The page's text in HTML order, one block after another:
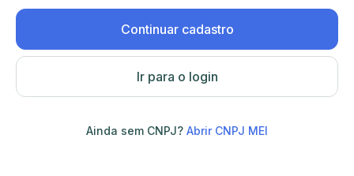
Continuar cadastro
Ir para o login
Ainda sem CNPJ? Abrir CNPJ MEI